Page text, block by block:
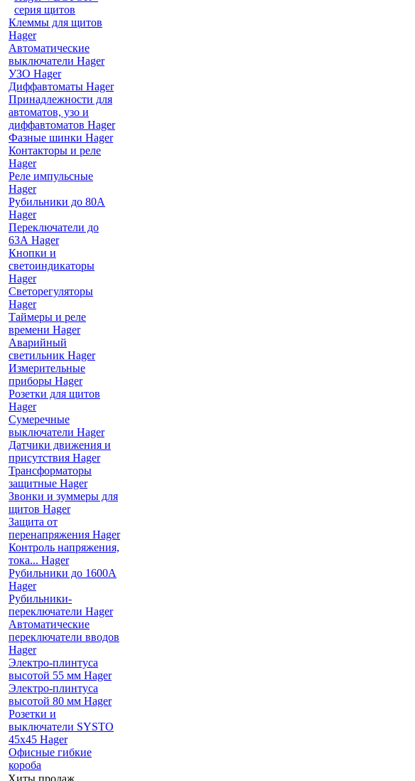
серия щитов
Клеммы для щитов
Hager
Автоматические
выключатели Hager
УЗО Hager
Диффавтоматы Hager
Принадлежности для
автоматов, узо и
диффавтоматов Hager
Фазные шинки Hager
Контакторы и реле
Hager
Реле импульсные
Hager
Рубильники до 80А
Hager
Переключатели до
63А Hager
Кнопки и
светоиндикаторы
Hager
Светорегуляторы
Hager
Таймеры и реле
времени Hager
Аварийный
светильник Hager
Измерительные
приборы Hager
Розетки для щитов
Hager
Сумеречные
выключатели Hager
Датчики движения и
присутствия Hager
Трансформаторы
защитные Hager
Звонки и зуммеры для
щитов Hager
Защита от
перенапряжения Hager
Контроль напряжения,
тока... Hager
Рубильники до 1600А
Hager
Рубильники-
переключатели Hager
Автоматические
переключатели вводов
Hager
Электро-плинтуса
высотой 55 мм Hager
Электро-плинтуса
высотой 80 мм Hager
Розетки и
выключатели SYSTO
45х45 Hager
Офисные гибкие
короба
Хиты продаж